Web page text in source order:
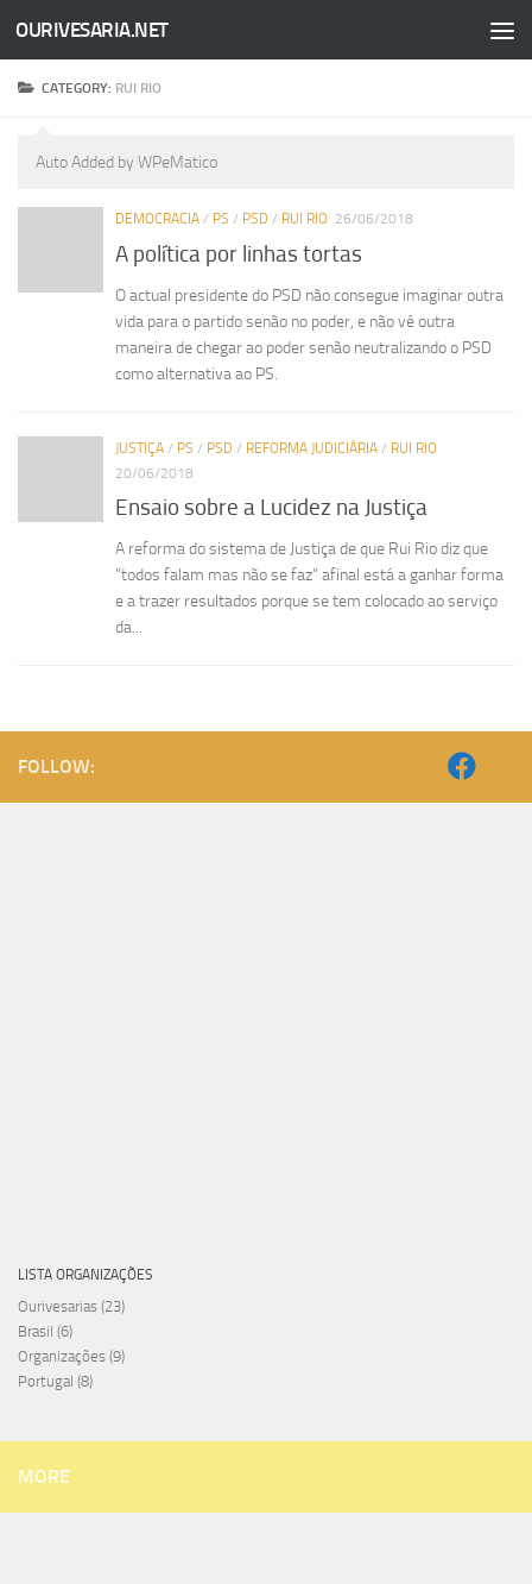
Skip to content
OURIVESARIA.NET
CATEGORY: RUI RIO
Auto Added by WPeMatico
DEMOCRACIA / PS / PSD / RUI RIO 26/06/2018
A política por linhas tortas
O actual presidente do PSD não consegue imaginar outra
vida para o partido senão no poder, e não vê outra
maneira de chegar ao poder senão neutralizando o PSD
como alternativa ao PS.
JUSTIÇA / PS / PSD / REFORMA JUDICIÁRIA / RUI RIO
20/06/2018
Ensaio sobre a Lucidez na Justiça
A reforma do sistema de Justiça de que Rui Rio diz que
”todos falam mas não se faz” afinal está a ganhar forma
e a trazer resultados porque se tem colocado ao serviço
da...
FOLLOW:
LISTA ORGANIZAÇÕES
Ourivesarias (23)
Brasil (6)
Organizações (9)
Portugal (8)
MORE